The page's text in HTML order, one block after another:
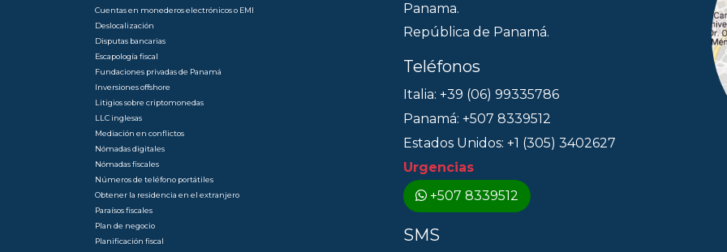
Cuentas en monederos electrónicos o EMI
Deslocalización
Disputas bancarias
Escapología fiscal
Fundaciones privadas de Panamá
Inversiones offshore
Litigios sobre criptomonedas
LLC inglesas
Mediación en conflictos
Nómadas digitales
Nómadas fiscales
Números de teléfono portátiles
Obtener la residencia en el extranjero
Paraísos fiscales
Plan de negocio
Planificación fiscal
Panama.
República de Panamá.
Teléfonos
Italia: +39 (06) 99335786
Panamá: +507 8339512
Estados Unidos: +1 (305) 3402627
Urgencias
+507 8339512
SMS